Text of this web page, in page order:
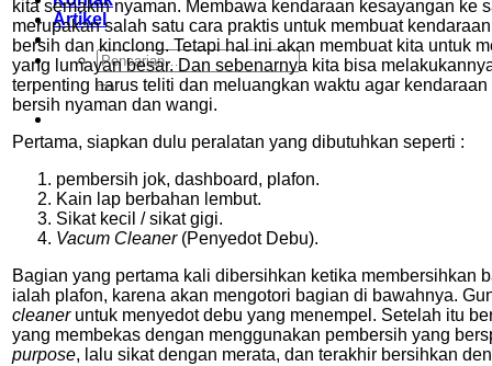
Artikel
Pencarian
untuk:
kita semakin nyaman. Membawa kendaraan kesayangan ke
merupakan salah satu cara praktis untuk membuat
bersih dan kinclong. Tetapi hal ini akan membuat kita untuk
yang lumayan besar. Dan sebenarnya kita bisa
terpenting harus teliti dan meluangkan waktu agar kendaraan
bersih nyaman dan wangi.
Pertama, siapkan dulu peralatan yang dibutuhkan seperti :
pembersih jok, dashboard, plafon.
Kain lap berbahan lembut.
Sikat kecil / sikat gigi.
Vacum Cleaner(Penyedot Debu).
Bagian yang pertama kali dibersihkan ketika membersihkan
ialah plafon, karena akan mengotori bagian di bawahnya.
cleaner untuk menyedot debu yang menempel. Setelah itu
yang membekas dengan menggunakan pembersih yang
purpose, lalu sikat dengan merata, dan terakhir bersihkan